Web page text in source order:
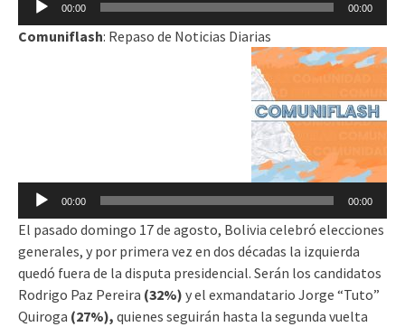
00:00 00:00
Comuniflash: Repaso de Noticias Diarias
00:00 00:00
El pasado domingo 17 de agosto, Bolivia celebró elecciones
generales, y por primera vez en dos décadas la izquierda
quedó fuera de la disputa presidencial. Serán los candidatos
Rodrigo Paz Pereira (32%) y el exmandatario Jorge “Tuto”
Quiroga (27%), quienes seguirán hasta la segunda vuelta